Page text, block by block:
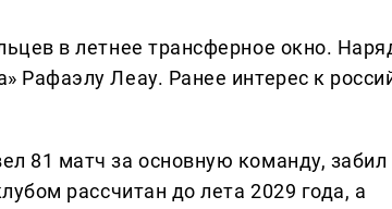
в летнее трансферное окно.
Рафаэлу Леау. Ранее интерес к
81 матч за основную команду, забил
рассчитан до лета 2029 года, а